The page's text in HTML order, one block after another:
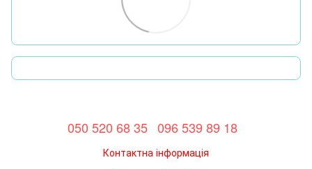
050 520 68 35 096 539 89 18
Контактна інформація